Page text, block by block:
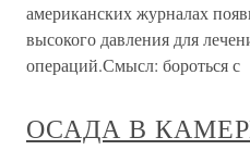
американских журналах
высокого давления для
операций.Смысл: бороться с
ОСАДА В